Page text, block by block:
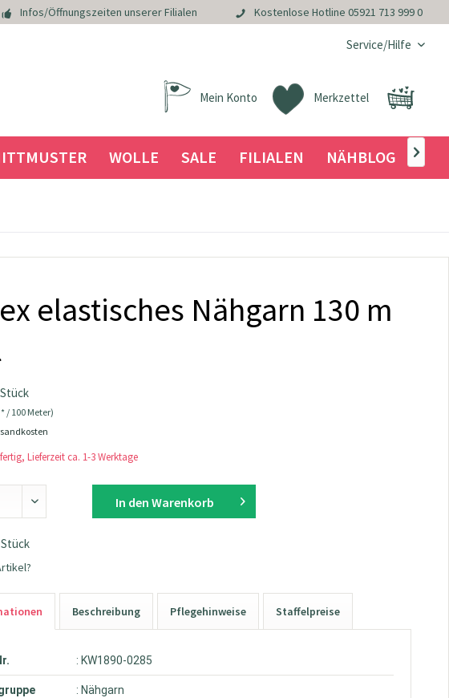
Infos/Öffnungszeiten unserer Filialen Kostenlose Hotline 05921 713 999 0
Service/Hilfe
Merkzettel
Mein Konto
WOLLE SALE FILIALEN NÄHBLOG 
elastisches Nähgarn 130 m
/ 100 Meter)
Lieferzeit ca. 1-3 Werktage
In den Warenkorb
Beschreibung Pflegehinweise Staffelpreise
: KW1890-0285
: Nähgarn